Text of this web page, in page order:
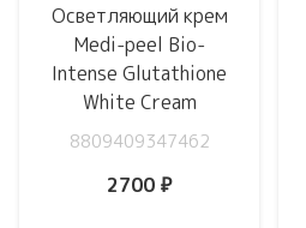
Осветляющий крем
Medi-peel Bio-
Intense Glutathione
White Cream
8809409347462
2700 ₽